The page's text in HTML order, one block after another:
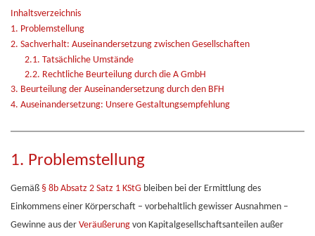
Inhaltsverzeichnis
1. Problemstellung
2. Sachverhalt: Auseinandersetzung zwischen Gesellschaften
2.1. Tatsächliche Umstände
2.2. Rechtliche Beurteilung durch die A GmbH
3. Beurteilung der Auseinandersetzung durch den BFH
4. Auseinandersetzung: Unsere Gestaltungsempfehlung
1. Problemstellung
Gemäß § 8b Absatz 2 Satz 1 KStG bleiben bei der Ermittlung des
Einkommens einer Körperschaft – vorbehaltlich gewisser Ausnahmen –
Gewinne aus der Veräußerung von Kapitalgesellschaftsanteilen außer